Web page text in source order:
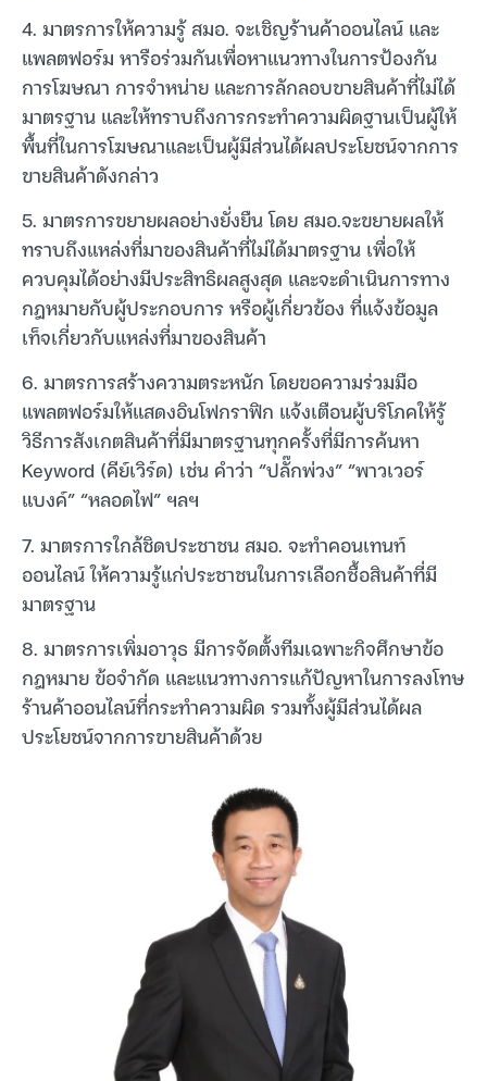
4. มาตรการให้ความรู้ สมอ. จะเชิญร้านค้าออนไลน์ และ
แพลตฟอร์ม หารือร่วมกันเพื่อหาแนวทางในการป้องกัน
การโฆษณา การจำหน่าย และการลักลอบขายสินค้าที่ไม่ได้
มาตรฐาน และให้ทราบถึงการกระทำความผิดฐานเป็นผู้ให้
พื้นที่ในการโฆษณาและเป็นผู้มีส่วนได้ผลประโยชน์จากการ
ขายสินค้าดังกล่าว
5. มาตรการขยายผลอย่างยั่งยืน โดย สมอ.จะขยายผลให้
ทราบถึงแหล่งที่มาของสินค้าที่ไม่ได้มาตรฐาน เพื่อให้
ควบคุมได้อย่างมีประสิทธิผลสูงสุด และจะดำเนินการทาง
กฎหมายกับผู้ประกอบการ หรือผู้เกี่ยวข้อง ที่แจ้งข้อมูล
เท็จเกี่ยวกับแหล่งที่มาของสินค้า
6. มาตรการสร้างความตระหนัก โดยขอความร่วมมือ
แพลตฟอร์มให้แสดงอินโฟกราฟิก แจ้งเตือนผู้บริโภคให้รู้
วิธีการสังเกตสินค้าที่มีมาตรฐานทุกครั้งที่มีการค้นหา
Keyword (คีย์เวิร์ด) เช่น คำว่า “ปลั๊กพ่วง” “พาวเวอร์
แบงค์” “หลอดไฟ” ฯลฯ
7. มาตรการใกล้ชิดประชาชน สมอ. จะทำคอนเทนท์
ออนไลน์ ให้ความรู้แก่ประชาชนในการเลือกซื้อสินค้าที่มี
มาตรฐาน
8. มาตรการเพิ่มอาวุธ มีการจัดตั้งทีมเฉพาะกิจศึกษาข้อ
กฎหมาย ข้อจำกัด และแนวทางการแก้ปัญหาในการลงโทษ
ร้านค้าออนไลน์ที่กระทำความผิด รวมทั้งผู้มีส่วนได้ผล
ประโยชน์จากการขายสินค้าด้วย